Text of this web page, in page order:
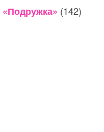
«Подружка» (142)